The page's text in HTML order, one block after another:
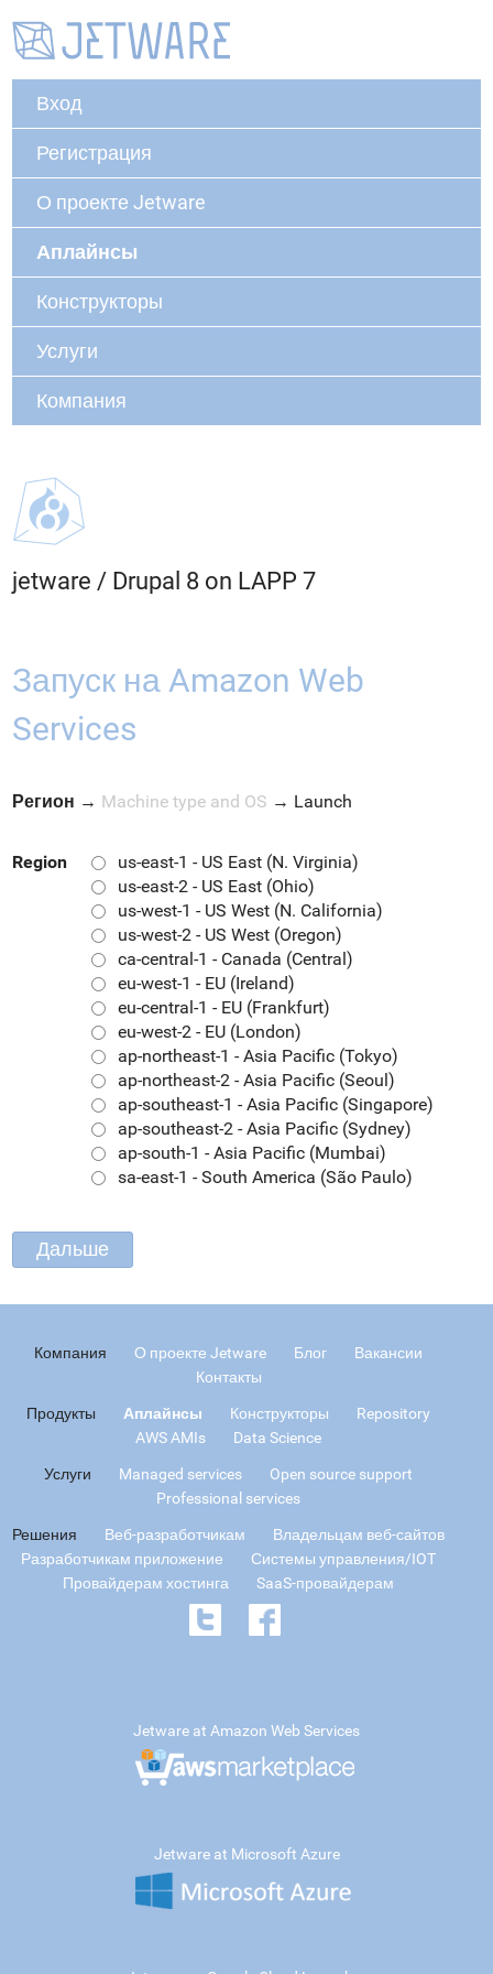
Вход
Регистрация
О проекте Jetware
Аплайнсы
Конструкторы
Услуги
Компания
jetware / Drupal 8 on LAPP 7
Запуск на Amazon Web
Services
Регион → Machine type and OS → Launch
Region
us-east-1 - US East (N. Virginia)
us-east-2 - US East (Ohio)
us-west-1 - US West (N. California)
us-west-2 - US West (Oregon)
ca-central-1 - Canada (Central)
eu-west-1 - EU (Ireland)
eu-central-1 - EU (Frankfurt)
eu-west-2 - EU (London)
ap-northeast-1 - Asia Pacific (Tokyo)
ap-northeast-2 - Asia Pacific (Seoul)
ap-southeast-1 - Asia Pacific (Singapore)
ap-southeast-2 - Asia Pacific (Sydney)
ap-south-1 - Asia Pacific (Mumbai)
sa-east-1 - South America (São Paulo)
Компания О проекте Jetware Блог
Вакансии
Контакты
Продукты Аплайнсы Конструкторы
Repository
AWS AMIs
Data Science
Услуги Managed services
Open source support
Professional services
Решения Веб-разработчикам
Владельцам веб-сайтов
Разработчикам приложение
Системы управления/IOT
Провайдерам хостинга
SaaS-провайдерам
Jetware at Amazon Web Services
Jetware at Microsoft Azure